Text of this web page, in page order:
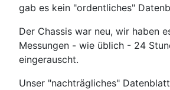
gab es kein "ordentliches"
Der Chassis war neu, wir haben
Messungen - wie üblich - 24
eingerauscht.
Unser "nachträgliches"